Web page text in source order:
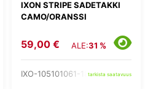
IXON STRIPE SADETAKKI
CAMO/ORANSSI
59,00 € ALE:31 %
IXO-105101061-18-tarkista saatavuus